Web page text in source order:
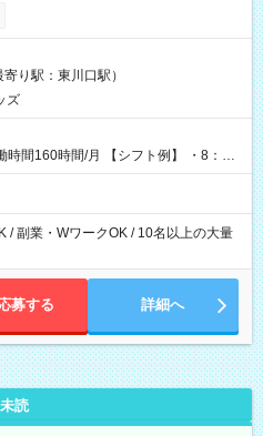
いたその日に現金GET♪ お仕事後はコ
とせます！ 【試用期間】試
り駅：東川口駅）
ズ
【シフト例】 ・8：00
/ 副業・WワークOK / 10名以上の大量
募する 詳細へ
未読